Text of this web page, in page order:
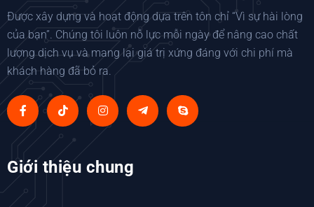
Được xây dựng và hoạt động dựa trên tôn chỉ “Vì sự hài lòng
của bạn”. Chúng tôi luôn nỗ lực mỗi ngày để nâng cao chất
lượng dịch vụ và mang lại giá trị xứng đáng với chi phí mà
khách hàng đã bỏ ra.
Giới thiệu chung